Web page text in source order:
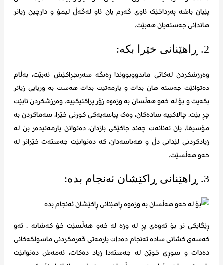
پێیان باشە پەرداخێک ئاوی گەرم یان ئاو لەگەڵ لیمۆ و دارچین زیاتر
هاندانی جەستەیان هەبێت.
2. ڕاهێنانی خێرا بکه:
وەرزشکردن لەکاتی ماندووبووندا ڕەنگە سەرنجڕاکێش نەبێت، بەڵام
دەتوانێت جەستە هان بدات و یارمەتیت بدات هەست بە وریایی زیاتر
بکەیت و بۆ لە خەو هەڵسان بە وزەوه زۆر پراکتیکییە. وەرزشکردن نابێت
چڕ بێت. چالاکییە سادەکان، وەک پیاسەیەکی کورتی خێرا، سەماکردن بە
مۆسیقا، یان تەنانەت چەند جاکێکی بازدان، دەتوانن یارمەتیدەر بن لە
زیادکردنی لێدانی دڵ و هەناسەدان، کە دەتوانێت جەستەت خێراتر لە
خەو هەڵسێت.
3. ڕاهێنانی ڕاکێشان ئەنجام بدە:
ڕێگایکی تر بۆ ئەوەی پڕ لە وزە لە خەو هەڵسێت خۆ کەشانه . ئەو
کەسەی کشانی سادە ئەنجام دەدات یارمەتی گەرمکردنی ماسولکەکانی
دەدات و سوڕی خوێن لە جەستەدا زیاد دەکات، ئەمەش دەتوانێت